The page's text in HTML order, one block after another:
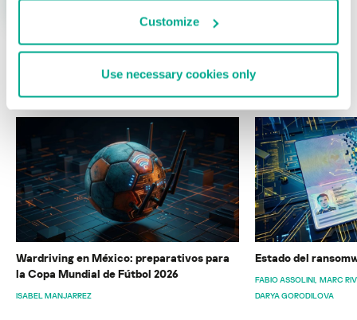
Customize
Use necessary cookies only
ÚLTIMAS PUBLICACIONES
Wardriving en México: preparativos para
la Copa Mundial de Fútbol 2026
ISABEL MANJARREZ
Estado del
FABIO ASSOLINI MARC
DARYA GORODILOVA